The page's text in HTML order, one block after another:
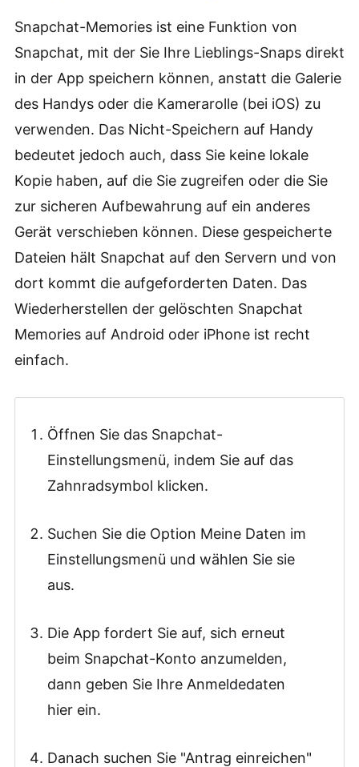
Snapchat-Memories ist eine Funktion von
Snapchat, mit der Sie Ihre Lieblings-Snaps direkt
in der App speichern können, anstatt die Galerie
des Handys oder die Kamerarolle (bei iOS) zu
verwenden. Das Nicht-Speichern auf Handy
bedeutet jedoch auch, dass Sie keine lokale
Kopie haben, auf die Sie zugreifen oder die Sie
zur sicheren Aufbewahrung auf ein anderes
Gerät verschieben können. Diese gespeicherte
Dateien hält Snapchat auf den Servern und von
dort kommt die aufgeforderten Daten. Das
Wiederherstellen der gelöschten Snapchat
Memories auf Android oder iPhone ist recht
einfach.
Öffnen Sie das Snapchat-
Einstellungsmenü, indem Sie auf das
Zahnradsymbol klicken.
Suchen Sie die Option Meine Daten im
Einstellungsmenü und wählen Sie sie
aus.
Die App fordert Sie auf, sich erneut
beim Snapchat-Konto anzumelden,
dann geben Sie Ihre Anmeldedaten
hier ein.
Danach suchen Sie "Antrag einreichen"